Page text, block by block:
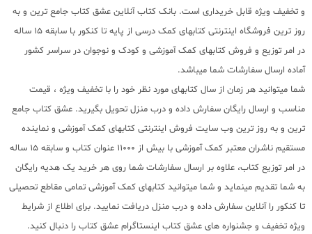
و تخفیف ویژه قابل خریداری است. بانک کتاب آنلاین عشق کتاب جامع ترین و به
روز ترین فروشگاه اینترنتی کتابهای کمک درسی از پایه تا کنکور با سابقه 15 ساله
در امر توزیع و فروش کتابهای کمک آموزشی و کودک و نوجوان در سراسر کشور
آماده ارسال سفارشات شما میباشد.
شما میتوانید هر زمان از سال کتابهای مورد نظر خود را با تخفیف ویژه ، قیمت
مناسب و ارسال رایگان سفارش داده و درب منزل تحویل بگیرید. عشق کتاب جامع
ترین و به روز ترین وب سایت فروش اینترنتی کتابهای کمک آموزشی و نماینده
مستقیم ناشران معتبر کمک آموزشی با بیش از 11000 عنوان کتاب و سابقه 15 ساله
در امر توزیع کتاب، علاوه بر ارسال سفارشات شما روی هر خرید یک هدیه رایگان
به شما تقدیم مینماید و شما میتوانید کتابهای کمک آموزشی تمامی مقاطع تحصیلی
تا کنکور را آنلاین سفارش داده و درب منزل دریافت نمایید. برای اطلاع از شرایط
ویژه تخفیف و جشنواره های عشق کتاب اینستاگرام عشق کتاب را دنبال کنید.